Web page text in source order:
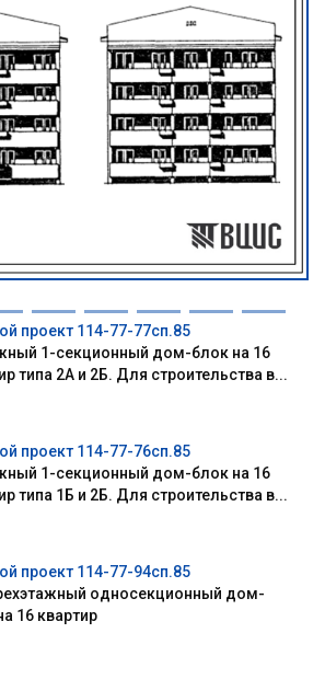
проект 114-77-77сп.85
1-секционный дом-блок на 16
типа 2А и 2Б. Для строительства в...
проект 114-77-76сп.85
1-секционный дом-блок на 16
типа 1Б и 2Б. Для строительства в...
проект 114-77-94сп.85
односекционный дом-
16 квартир